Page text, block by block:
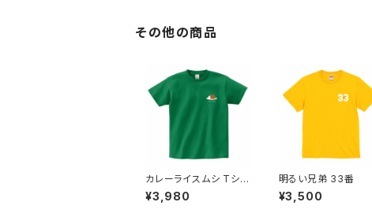
その他の商品
カレーライスムシ Tシャ
ツ Curry Rice Bug
¥3,980
明るい兄弟 33番
¥3,500